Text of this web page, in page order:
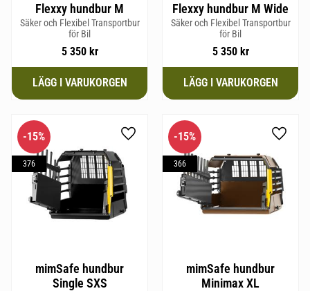
Flexxy hundbur M
Säker och Flexibel Transportbur
för Bil
5 350kr
Flexxy hundbur M Wide
Säker och Flexibel Transportbur
för Bil
5 350kr
mimSafe hundbur
Single SXS
15%
376
Lägg till i favoriter
mimSafe hundbur
Minimax XL
15%
366
Lägg